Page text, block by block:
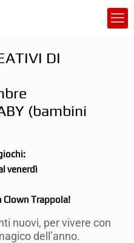
DI
(bambini
venerdì
Clown Trappola!
nuovi, per vivere con
dell’anno.